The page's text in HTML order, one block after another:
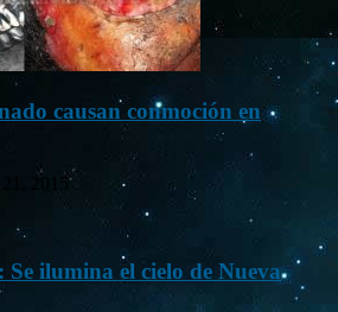
causan conmoción en
21, 2015
ilumina el cielo de Nueva